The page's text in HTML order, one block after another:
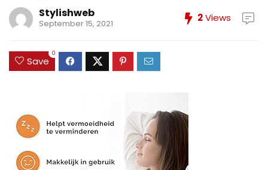
Stylishweb
September 15, 2021 2Views
Save
0